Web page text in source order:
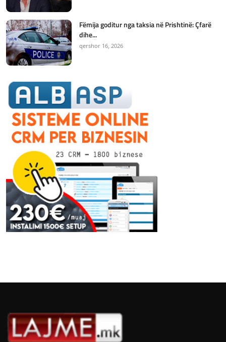
Fëmija goditur nga taksia në Prishtinë: Çfarë
dihe...
qershor 16, 2026